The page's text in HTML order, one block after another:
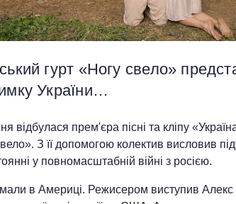
гурт «Ногу свело»
України…
відбулася прем'єра пісні та кліпу
З її допомогою колектив висловив
у повномасштабній війні з росією.
в Америці. Режисером виступив Алекс